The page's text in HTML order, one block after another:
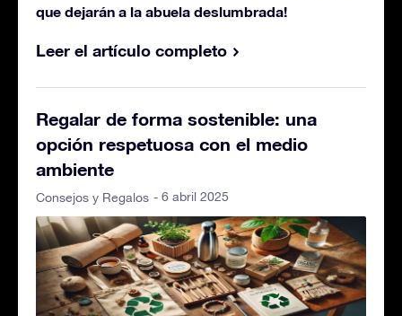
que dejarán a la abuela deslumbrada!
Leer el artículo completo
Regalar de forma sostenible: una
opción respetuosa con el medio
ambiente
Consejos y Regalos - 6 abril 2025